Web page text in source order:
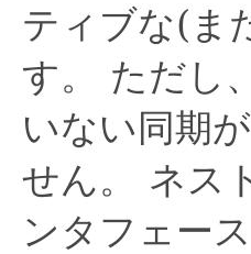
ティブな(ま
す。
ただし
いない同期
せん。
ネス
ンタフェー